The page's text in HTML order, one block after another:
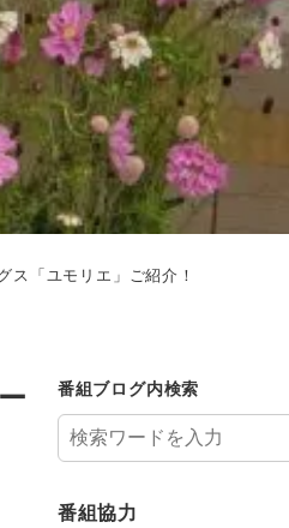
ス「ユモリエ」ご紹介！
番組ブログ内検索
番組協力